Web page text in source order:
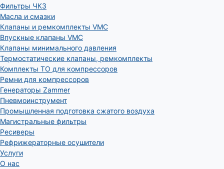
Фильтры ЧКЗ
Масла и смазки
Клапаны и ремкомплекты VMC
Впускные клапаны VMC
Клапаны минимального давления
Термостатические клапаны, ремкомплекты
Комплекты ТО для компрессоров
Ремни для компрессоров
Генераторы Zammer
Пневмоинструмент
Промышленная подготовка сжатого воздуха
Магистральные фильтры
Ресиверы
Рефрижераторные осушители
Услуги
О нас